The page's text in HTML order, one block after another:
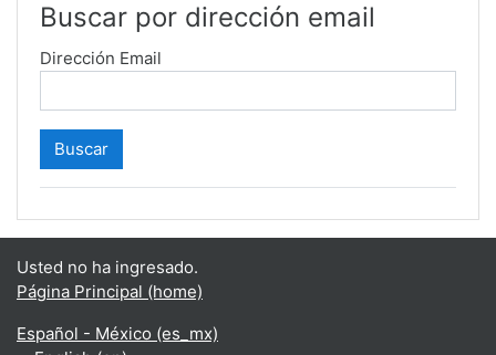
Buscar por dirección email
Dirección Email
Usted no ha ingresado.
Página Principal (home)
Español - México ‎(es_mx)‎